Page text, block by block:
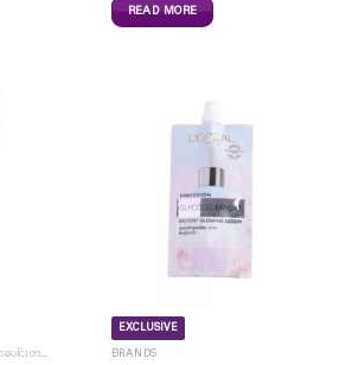
READ MORE
မျက်နှာသစ်ဆပ်ပြာများ နှင့် မျက်နှာပေါင်းတင်ကပ်ခွာများ
EXCLUSIVE
BRANDS